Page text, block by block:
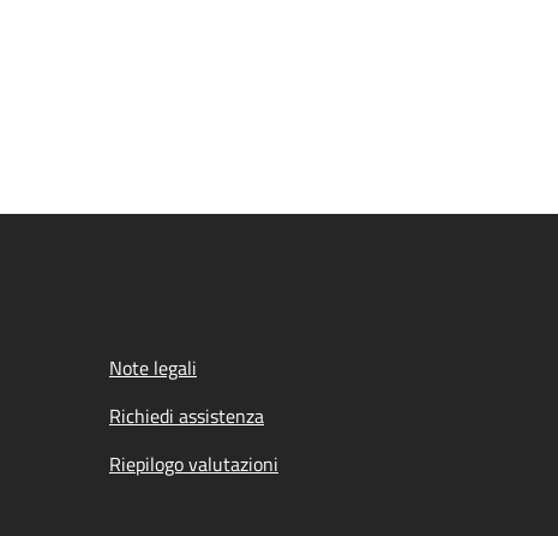
Note legali
Richiedi assistenza
Riepilogo valutazioni